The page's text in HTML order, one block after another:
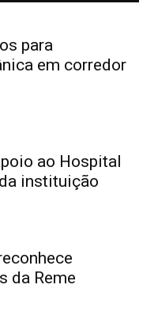
para
em corredor
ao Hospital
instituição
da Reme